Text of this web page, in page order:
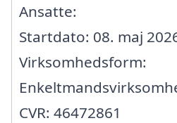
Ansatte:
Startdato: 08. maj
Virksomhedsform:
CVR: 46472861